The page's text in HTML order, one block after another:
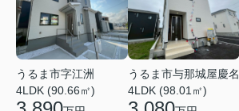
うるま市字江洲
4LDK (90.66㎡)
うるま市与那城屋慶名
4LDK (98.01㎡)